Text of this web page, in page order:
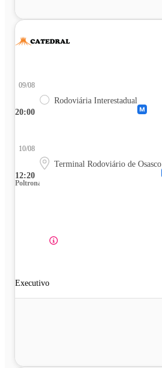
20:00
09/08
Rodoviária Interestadual
12:20
10/08
Terminal Rodoviário de Osasco
Poltrona
Executivo